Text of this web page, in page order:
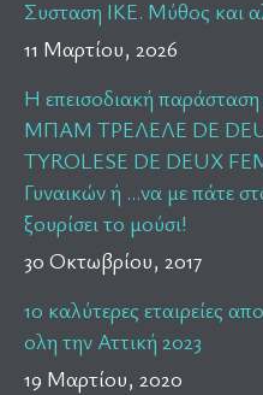
Συσταση ΙΚΕ. Μύθος και
11 Μαρτίου, 2026
Η επεισοδιακή
ΜΠΑΜ ΤΡΕΛΕΛΕ DE
TYROLESE DE DEUX
Γυναικών ή …να με πάτε
ξουρίσει το μούσι!
30 Οκτωβρίου, 2017
10 καλύτερες εταιρείες
ολη την Αττική 2023
19 Μαρτίου, 2020